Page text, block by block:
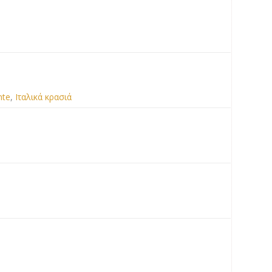
, Ιταλικά κρασιά